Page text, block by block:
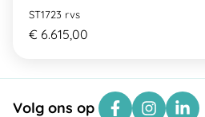
ST1723 rvs
€ 6.615,00
Volg ons op